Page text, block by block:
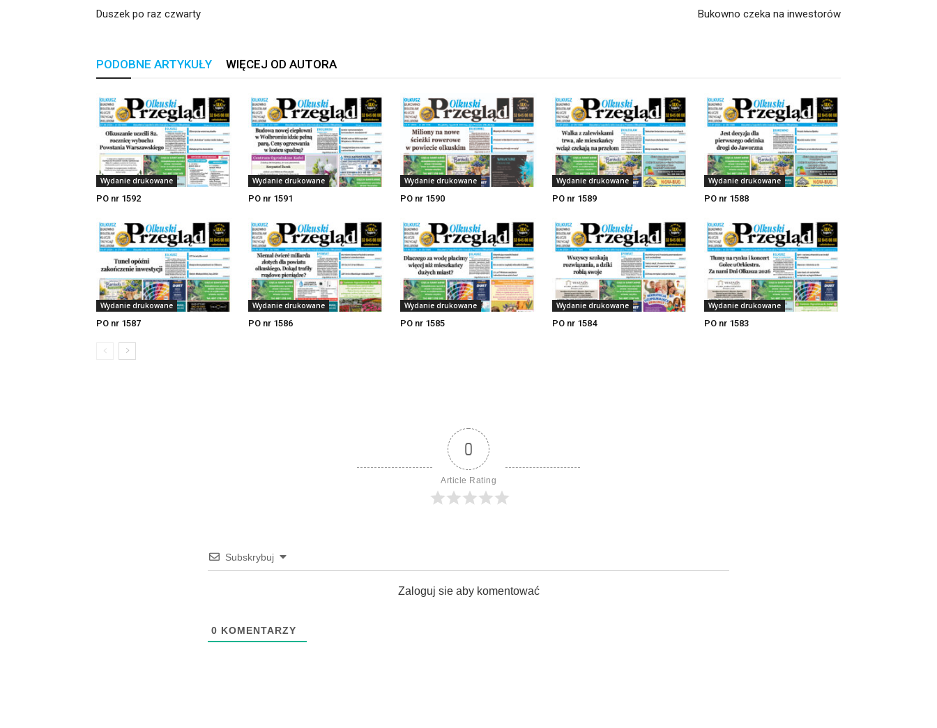
Duszek po raz czwarty Bukowno czeka na inwestorów
PODOBNE ARTYKUŁY WIĘCEJ OD AUTORA
Wydanie drukowane
PO nr 1592
Wydanie drukowane
PO nr 1591
Wydanie drukowane
PO nr 1590
Wydanie drukowane
PO nr 1589
Wydanie drukowane
PO nr 1588
Wydanie drukowane
PO nr 1587
Wydanie drukowane
PO nr 1586
Wydanie drukowane
PO nr 1585
Wydanie drukowane
PO nr 1584
Wydanie drukowane
PO nr 1583
0
Article Rating
Subskrybuj
Zaloguj sie aby komentować
0 KOMENTARZY